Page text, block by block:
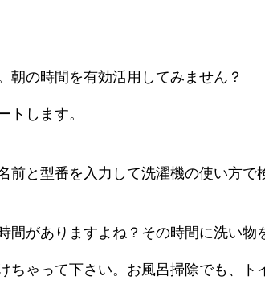
朝の時間を有効活用してみません？
トします。
前と型番を入力して洗濯機の使い方
がありますよね？その時間に洗い物
ゃって下さい。お風呂掃除でも、ト